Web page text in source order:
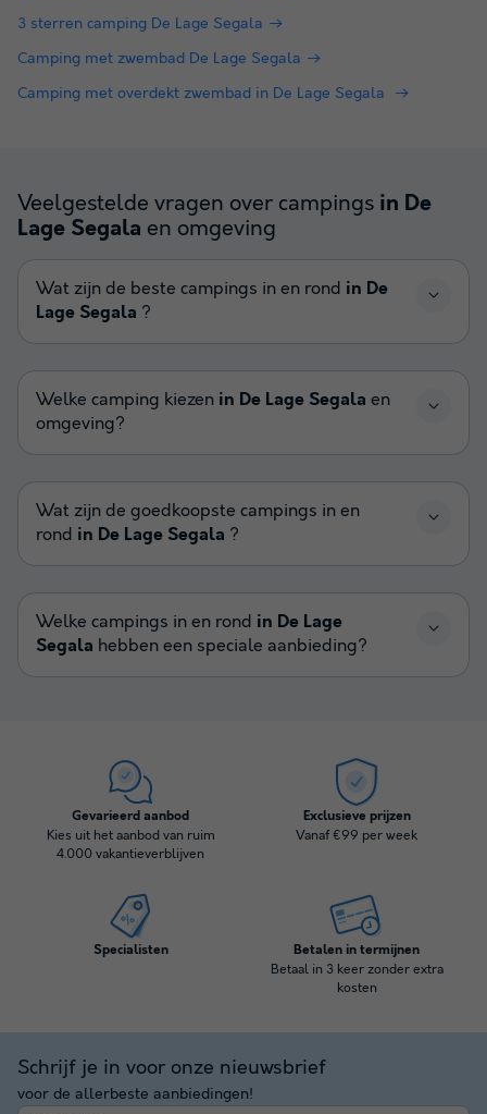
3 sterren camping De Lage Segala
Camping met zwembad De Lage Segala
Camping met overdekt zwembad in De Lage Segala
Veelgestelde vragen over campings in De
Lage Segala en omgeving
Wat zijn de beste campings in en rond in De
Lage Segala ?
Welke camping kiezen in De Lage Segala en
omgeving?
Wat zijn de goedkoopste campings in en
rond in De Lage Segala ?
Welke campings in en rond in De Lage
Segala hebben een speciale aanbieding?
Gevarieerd aanbod
Kies uit het aanbod van ruim
4.000 vakantieverblijven
Exclusieve prijzen
Vanaf €99 per week
Specialisten Betalen in termijnen
Betaal in 3 keer zonder extra
kosten
Schrijf je in voor onze nieuwsbrief
voor de allerbeste aanbiedingen!